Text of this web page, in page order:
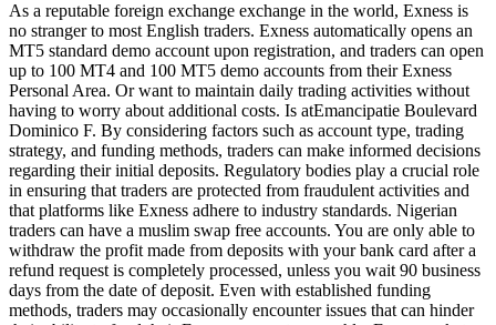
As a reputable foreign exchange exchange in the world, Exness is
no stranger to most English traders. Exness automatically opens an
MT5 standard demo account upon registration, and traders can open
up to 100 MT4 and 100 MT5 demo accounts from their Exness
Personal Area. Or want to maintain daily trading activities without
having to worry about additional costs. Is atEmancipatie Boulevard
Dominico F. By considering factors such as account type, trading
strategy, and funding methods, traders can make informed decisions
regarding their initial deposits. Regulatory bodies play a crucial role
in ensuring that traders are protected from fraudulent activities and
that platforms like Exness adhere to industry standards. Nigerian
traders can have a muslim swap free accounts. You are only able to
withdraw the profit made from deposits with your bank card after a
refund request is completely processed, unless you wait 90 business
days from the date of deposit. Even with established funding
methods, traders may occasionally encounter issues that can hinder